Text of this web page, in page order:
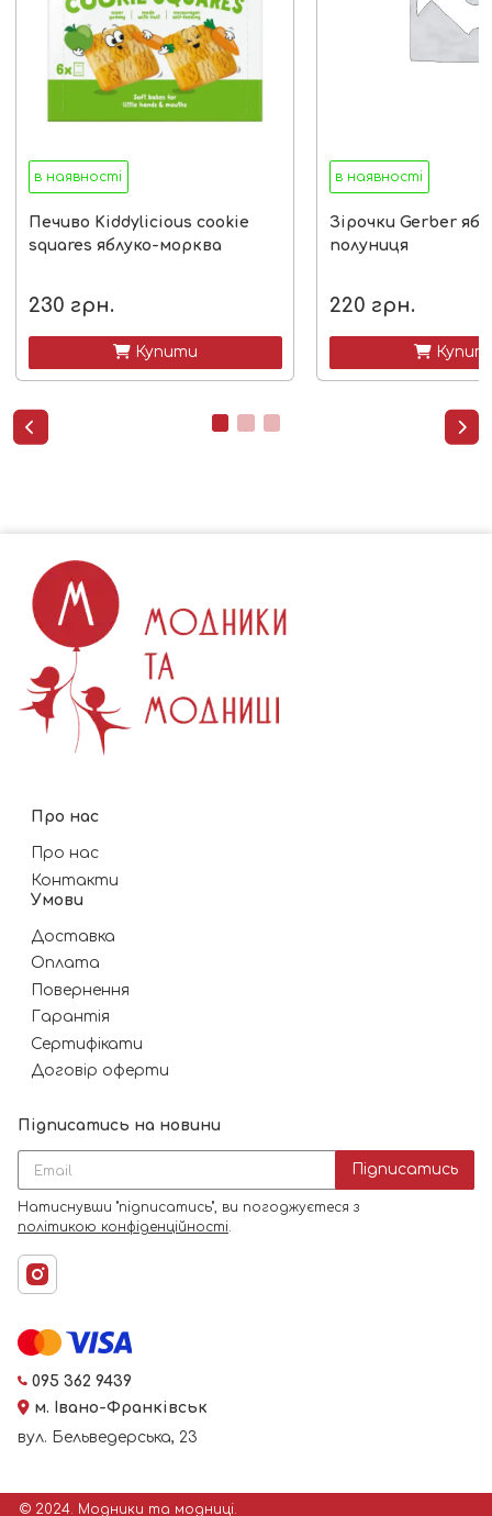
в наявності
Печиво Kiddylicious cookie
squares яблуко-морква
230 грн.
 Купити
в наявності
Зірочки Gerber
полуниця
220 грн.

 
Про нас
Про нас
Контакти
Умови
Доставка
Оплата
Повернення
Гарантія
Сертифікати
Договір оферти
Підписатись на новини
Підписатись
Натиснувши "підписатись", ви погоджуєтеся з
політикою конфіденційності.
095 362 9439
м. Івано-Франківськ
вул. Бельведерська, 23
© 2024. Модники та модниці.